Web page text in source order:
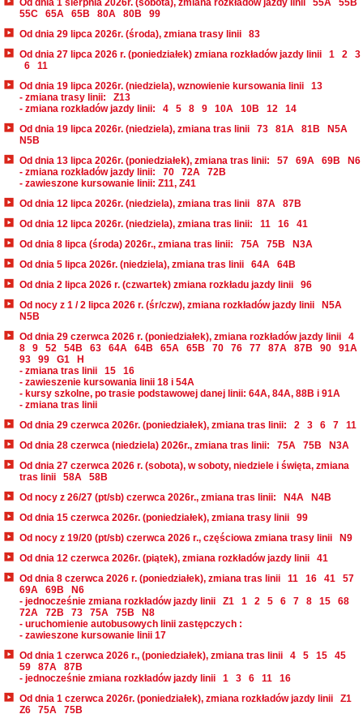
Od dnia 1 sierpnia 2026r. (sobota), zmiana rozkładów jazdy linii
55A
55B
55C
65A 65B 80A 80B
99
Od dnia 29 lipca 2026r. (środa), zmiana trasy linii
83
Od dnia 27 lipca 2026 r. (poniedziałek) zmiana rozkładów jazdy linii
1 2
3
6
11
Od dnia 19 lipca 2026r. (niedziela), wznowienie kursowania linii
13
- zmiana trasy linii:
Z13
- zmiana rozkładów jazdy linii:
4 5 8 9 10A 10B 12
14
Od dnia 19 lipca 2026r. (niedziela), zmiana tras linii
73 81A 81B
N5A
N5B
Od dnia 13 lipca 2026r. (poniedziałek), zmiana tras linii:
57 69A 69B
N6
- zmiana rozkładów jazdy linii:
70 72A
72B
- zawieszone kursowanie linii: Z11, Z41
Od dnia 12 lipca 2026r. (niedziela), zmiana tras linii
87A
87B
Od dnia 12 lipca 2026r. (niedziela), zmiana tras linii:
11 16
41
Od dnia 8 lipca (środa) 2026r., zmiana tras linii:
75A 75B
N3A
Od dnia 5 lipca 2026r. (niedziela), zmiana tras linii
64A
64B
Od dnia 2 lipca 2026 r. (czwartek) zmiana rozkładu jazdy linii
96
Od nocy z 1 / 2 lipca 2026 r. (śr/czw), zmiana rozkładów jazdy linii
N5A
N5B
Od dnia 29 czerwca 2026 r. (poniedziałek), zmiana rozkładów jazdy linii
4
8
9 52 54B 63 64A 64B 65A 65B 70 76 77 87A 87B 90
91A
93
99 G1
H
- zmiana tras linii
15
16
- zawieszenie kursowania linii 18 i 54A
- kursy szkolne, po trasie podstawowej danej linii: 64A, 84A, 88B i 91A
- zmiana tras linii
Od dnia 29 czerwca 2026r. (poniedziałek), zmiana tras linii:
2 3 6 7
11
Od dnia 28 czerwca (niedziela) 2026r., zmiana tras linii:
75A 75B
N3A
Od dnia 27 czerwca 2026 r. (sobota), w soboty, niedziele i święta, zmiana
tras linii
58A
58B
Od nocy z 26/27 (pt/sb) czerwca 2026r., zmiana tras linii:
N4A
N4B
Od dnia 15 czerwca 2026r. (poniedziałek), zmiana trasy linii
99
Od nocy z 19/20 (pt/sb) czerwca 2026 r., częściowa zmiana trasy linii
N9
Od dnia 12 czerwca 2026r. (piątek), zmiana rozkładów jazdy linii
41
Od dnia 8 czerwca 2026 r. (poniedziałek), zmiana tras linii
11 16 41
57
69A
69B
N6
- jednocześnie zmiana rozkładów jazdy linii
Z1 1 2 5 6 7 8 15
68
72A
72B 73 75A 75B
N8
- uruchomienie autobusowych linii zastępczych :
- zawieszone kursowanie linii 17
Od dnia 1 czerwca 2026 r., (poniedziałek), zmiana tras linii
4 5 15
45
59
87A
87B
- jednocześnie zmiana rozkładów jazdy linii
1 3 6 11
16
Od dnia 1 czerwca 2026r. (poniedziałek), zmiana rozkładów jazdy linii
Z1
Z6
75A 75B